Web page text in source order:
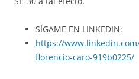
SÍGAME EN LINKEDIN:
https://
florencio-caro-919b0225/